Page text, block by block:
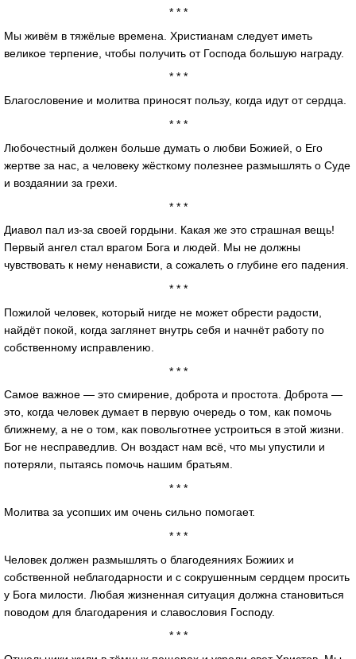
* * *
Мы живём в тяжёлые времена. Христианам следует иметь
великое терпение, чтобы получить от Господа большую награду.
* * *
Благословение и молитва приносят пользу, когда идут от сердца.
* * *
Любочестный должен больше думать о любви Божией, о Его
жертве за нас, а человеку жёсткому полезнее размышлять о Суде
и воздаянии за грехи.
* * *
Диавол пал из-за своей гордыни. Какая же это страшная вещь!
Первый ангел стал врагом Бога и людей. Мы не должны
чувствовать к нему ненависти, а сожалеть о глубине его падения.
* * *
Пожилой человек, который нигде не может обрести радости,
найдёт покой, когда заглянет внутрь себя и начнёт работу по
собственному исправлению.
* * *
Самое важное — это смирение, доброта и простота. Доброта —
это, когда человек думает в первую очередь о том, как помочь
ближнему, а не о том, как повольготнее устроиться в этой жизни.
Бог не несправедлив. Он воздаст нам всё, что мы упустили и
потеряли, пытаясь помочь нашим братьям.
* * *
Молитва за усопших им очень сильно помогает.
* * *
Человек должен размышлять о благодеяниях Божиих и
собственной неблагодарности и с сокрушенным сердцем просить
у Бога милости. Любая жизненная ситуация должна становиться
поводом для благодарения и славословия Господу.
* * *